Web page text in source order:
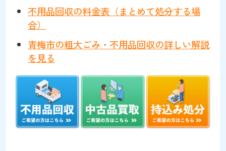
不用品回収の料金表（まとめて処分する場
合）
青梅市の粗大ごみ・不用品回収の詳しい解説
を見る